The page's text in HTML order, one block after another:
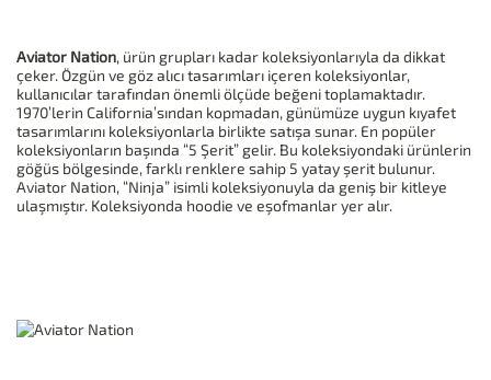
Aviator Nation, ürün grupları kadar koleksiyonlarıyla da dikkat
çeker. Özgün ve göz alıcı tasarımları içeren koleksiyonlar,
kullanıcılar tarafından önemli ölçüde beğeni toplamaktadır.
1970’lerin California’sından kopmadan, günümüze uygun kıyafet
tasarımlarını koleksiyonlarla birlikte satışa sunar. En popüler
koleksiyonların başında “5 Şerit” gelir. Bu koleksiyondaki ürünlerin
göğüs bölgesinde, farklı renklere sahip 5 yatay şerit bulunur.
Aviator Nation, “Ninja” isimli koleksiyonuyla da geniş bir kitleye
ulaşmıştır. Koleksiyonda hoodie ve eşofmanlar yer alır.